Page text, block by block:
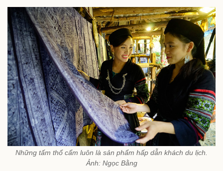
Những tấm thổ cẩm luôn là sản phẩm hấp dẫn khách du lịch.
Ảnh: Ngọc Bằng